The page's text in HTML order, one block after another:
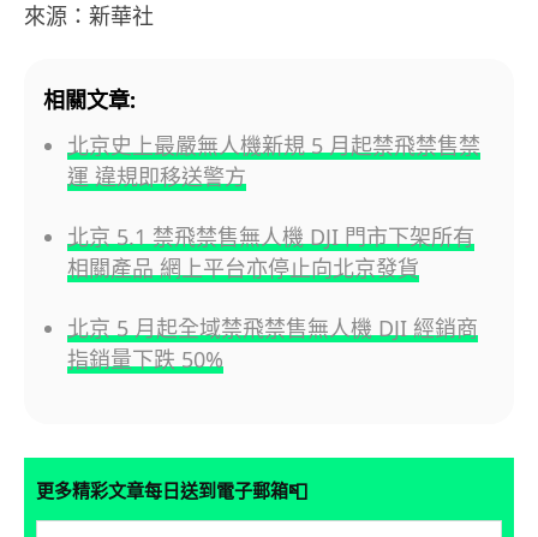
來源：新華社
相關文章:
北京史上最嚴無人機新規 5 月起禁飛禁售禁
運 違規即移送警方
北京 5.1 禁飛禁售無人機 DJI 門市下架所有
相關產品 網上平台亦停止向北京發貨
北京 5 月起全域禁飛禁售無人機 DJI 經銷商
指銷量下跌 50%
更多精彩文章每日送到電子郵箱📮